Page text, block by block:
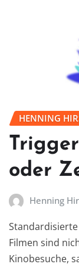
HENNING
oder
Henning
Filmen sind
Kinobesuche,